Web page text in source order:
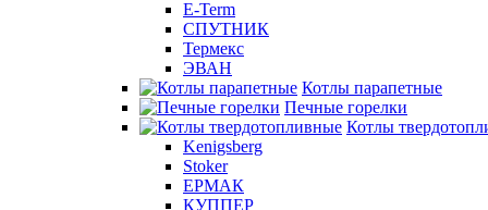
E-Term
СПУТНИК
Термекс
ЭВАН
Котлы парапетные
Печные горелки
Котлы
Kenigsberg
Stoker
ЕРМАК
КУППЕР